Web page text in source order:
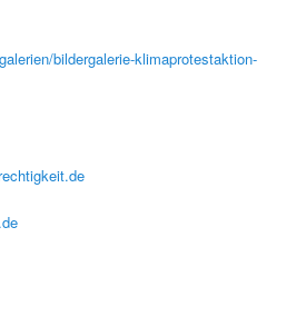
bildergalerie-klimaprotestaktion-